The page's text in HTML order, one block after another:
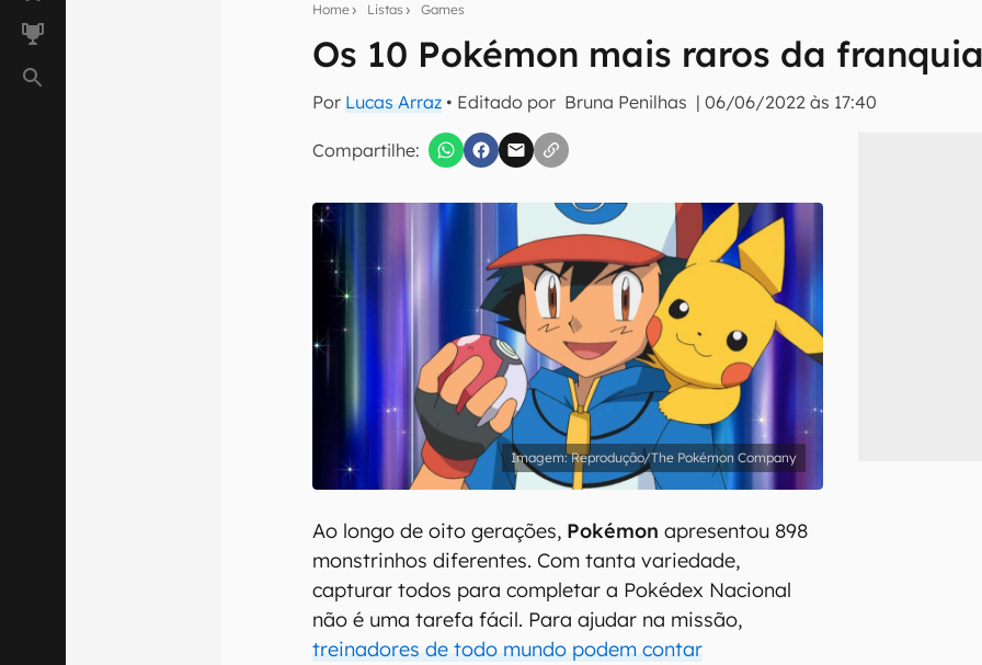
Home Listas Games
Os 10 Pokémon mais raros da franquia
Por Lucas Arraz • Editado por Bruna Penilhas |06/06/2022 às 17:40
Compartilhe:
Assine a newsletter do Canaltech e receba notícias e reviews sobre tecnologia
inscreva-se
Confirmo que li, aceito e concordo com os Termos de Uso e Política de Privacidade do
Reprodução/The Pokémon Company
Ao longo de oito gerações, Pokémon apresentou 898
monstrinhos diferentes. Com tanta variedade,
capturar todos para completar a Pokédex Nacional
não é uma tarefa fácil. Para ajudar na missão,
treinadores de todo mundo podem contar